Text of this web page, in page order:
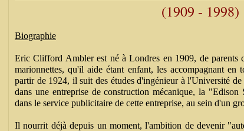
(1909 - 1998)
Biographie
Eric Clifford Ambler est né à Londres en 1909, de parents
marionnettes, qu'il aide étant enfant, les accompagnant en
partir de 1924, il suit des études d'ingénieur à l'Université
dans une entreprise de construction mécanique, la
dans le service publicitaire de cette entreprise, au sein d'un
Il nourrit déjà depuis un moment, l'ambition de devenir